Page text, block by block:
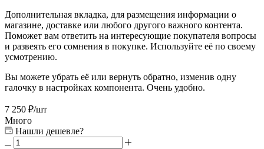
Дополнительная вкладка, для размещения информации о
магазине, доставке или любого другого важного контента.
Поможет вам ответить на интересующие покупателя вопросы
и развеять его сомнения в покупке. Используйте её по своему
усмотрению.
Вы можете убрать её или вернуть обратно, изменив одну
галочку в настройках компонента. Очень удобно.
7 250 ₽/шт
Много
Нашли дешевле?